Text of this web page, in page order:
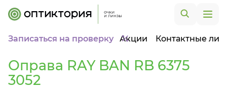
Записаться на проверку Акции Контактные
Оправа RAY BAN RB 6375
3052